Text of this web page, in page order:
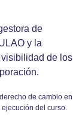
de
y la
de los
de cambio en
ejecución del curso.